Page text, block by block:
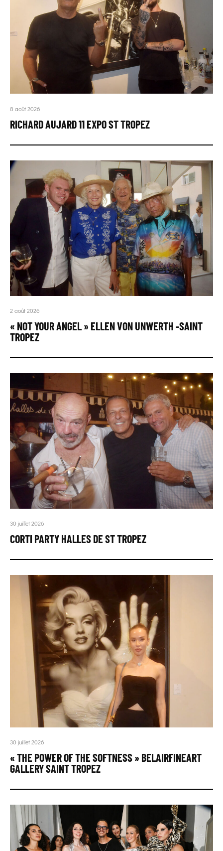
8 août 2026
RICHARD AUJARD 11 EXPO ST TROPEZ
2 août 2026
« NOT YOUR ANGEL » ELLEN VON UNWERTH -SAINT
TROPEZ
30 juillet 2026
CORTI PARTY HALLES DE ST TROPEZ
30 juillet 2026
« THE POWER OF THE SOFTNESS » BELAIRFINEART
GALLERY SAINT TROPEZ